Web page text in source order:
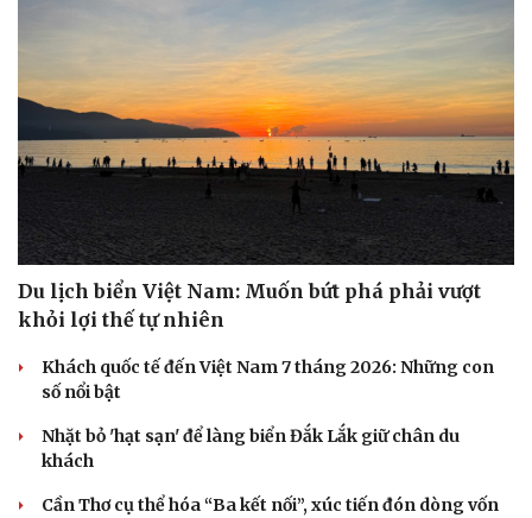
Du lịch biển Việt Nam: Muốn bứt phá phải vượt
khỏi lợi thế tự nhiên
Khách quốc tế đến Việt Nam 7 tháng 2026: Những con
số nổi bật
Nhặt bỏ 'hạt sạn' để làng biển Đắk Lắk giữ chân du
khách
Cần Thơ cụ thể hóa “Ba kết nối”, xúc tiến đón dòng vốn